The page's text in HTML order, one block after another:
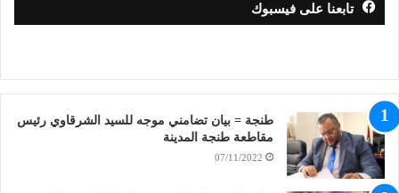
تابعنا على فيسبوك
طنجة = بيان تضامني موجه للسيد الشرقاوي رئيس
مقاطعة طنجة المدينة
07/11/2022